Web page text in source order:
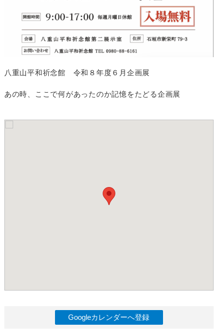
八重山平和祈念館 令和８年度６月企画展
あの時、ここで何があったのか記憶をたどる企画展
Googleカレンダーへ登録